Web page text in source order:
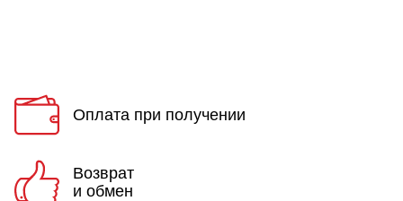
Оплата при получении
Возврат
и обмен